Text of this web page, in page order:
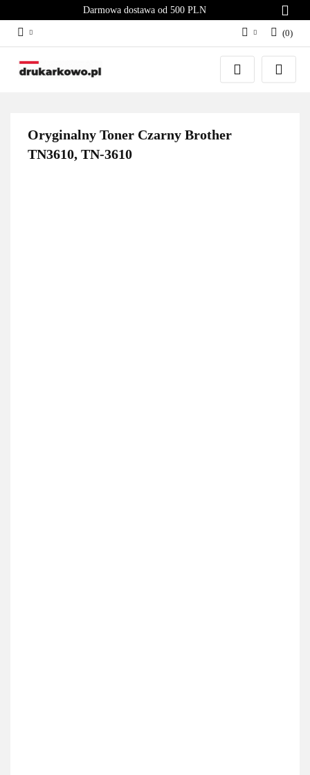
Darmowa dostawa od 500 PLN
Zaloguj się
Załóż konto
(0)
Oryginalny Toner Czarny Brother
TN3610, TN-3610